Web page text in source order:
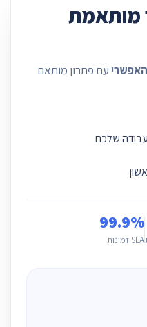
מותאמת
עם פתרון מותאם
שלכם
99.9%
SLA זמינות